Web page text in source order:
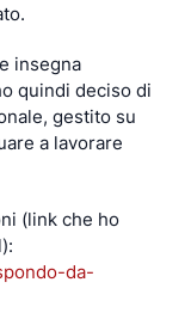
insegna
quindi deciso di
gestito su
a lavorare
(link che ho
da-